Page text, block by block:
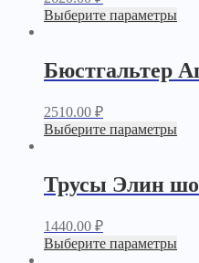
Выберите параметры
Бюстгальтер
2510.00 ₽
Выберите параметры
Трусы Элин
1440.00 ₽
Выберите параметры